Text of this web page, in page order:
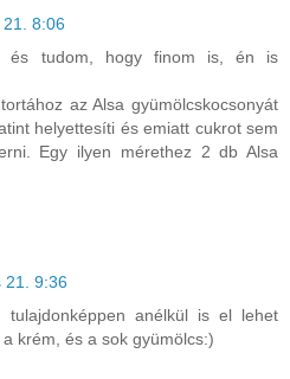
8:06
és tudom, hogy finom is, én is
az Alsa gyümölcskocsonyát
helyettesíti és emiatt cukrot sem
Egy ilyen mérethez 2 db Alsa
21. 9:36
anélkül is el lehet
krém, és a sok gyümölcs:)